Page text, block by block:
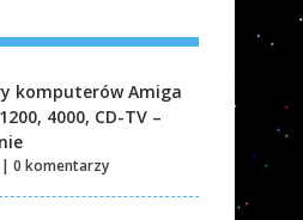
komputerów Amiga
4000, CD-TV –
| 0 komentarzy